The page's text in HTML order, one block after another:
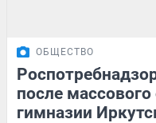
ОБЩЕСТВО
после
гимназии